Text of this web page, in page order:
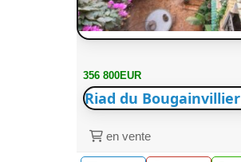
356 800EUR
Riad du Bougainvillier
en vente